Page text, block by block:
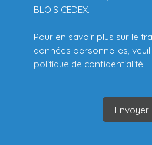
BLOIS CEDEX.
Pour en savoir plus sur le
données personnelles,
politique de confidentialité.
Envoyer